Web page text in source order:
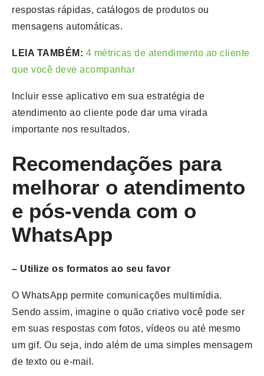
respostas rápidas, catálogos de produtos ou
mensagens automáticas.
LEIA TAMBÉM: 4 métricas de atendimento ao cliente
que você deve acompanhar
Incluir esse aplicativo em sua estratégia de
atendimento ao cliente pode dar uma virada
importante nos resultados.
Recomendações para
melhorar o atendimento
e pós-venda com o
WhatsApp
– Utilize os formatos ao seu favor
O WhatsApp permite comunicações multimídia.
Sendo assim, imagine o quão criativo você pode ser
em suas respostas com fotos, vídeos ou até mesmo
um gif. Ou seja, indo além de uma simples mensagem
de texto ou e-mail.